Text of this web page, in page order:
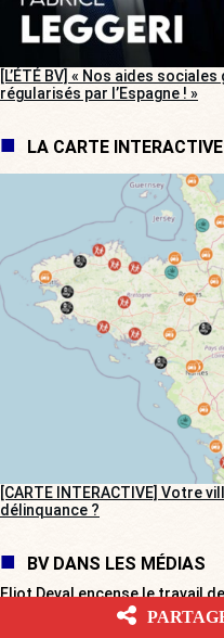
[L’ÉTÉ BV] « Nos aides
régularisés par l’Espagne ! »
LA CARTE INTERACTIVE
[CARTE INTERACTIVE] Votre
délinquance ?
BV DANS LES MÉDIAS
Eliot Deval encense le travail